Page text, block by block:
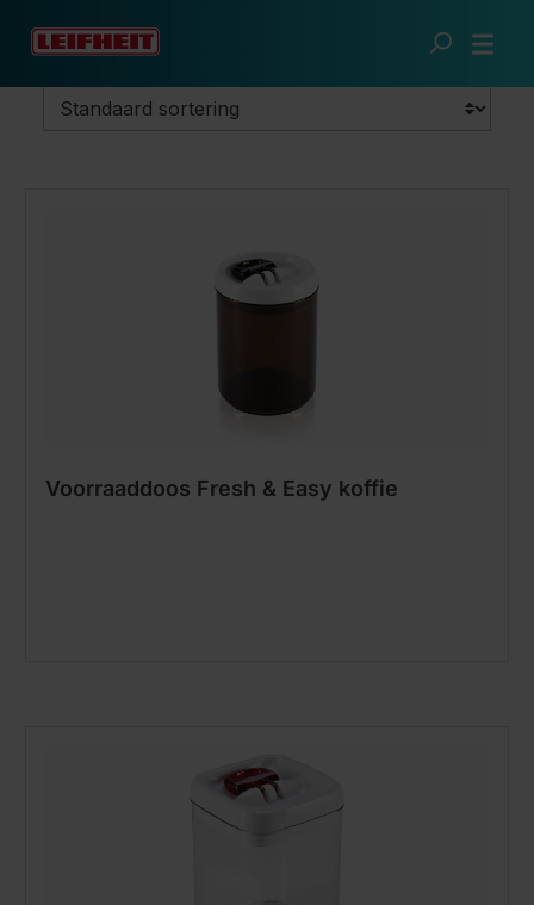
Ga naar de hoofdinhoud
Voorraaddoos Fresh & Easy koffie